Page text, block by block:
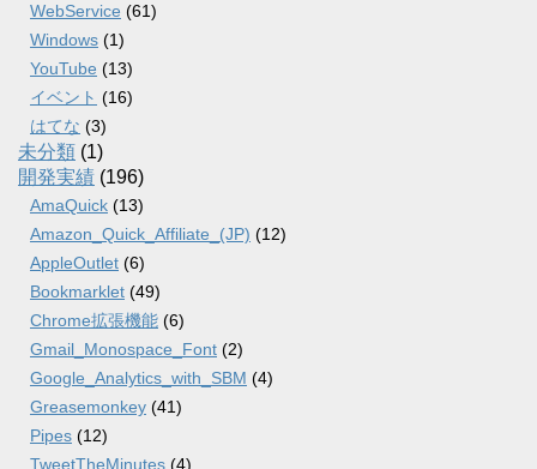
WebService (61)
Windows (1)
YouTube (13)
イベント (16)
はてな (3)
未分類 (1)
開発実績 (196)
AmaQuick (13)
Amazon_Quick_Affiliate_(JP) (12)
AppleOutlet (6)
Bookmarklet (49)
Chrome拡張機能 (6)
Gmail_Monospace_Font (2)
Google_Analytics_with_SBM (4)
Greasemonkey (41)
Pipes (12)
TweetTheMinutes (4)